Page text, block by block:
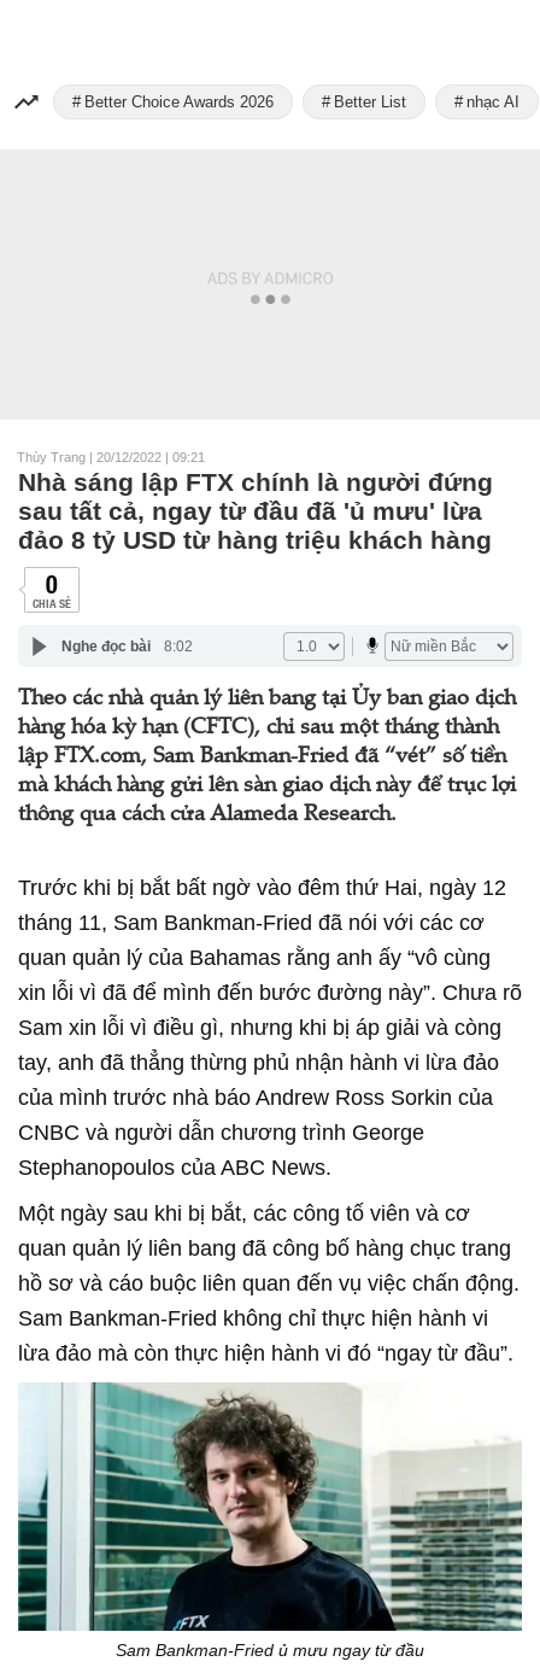
Better Choice Awards 2026 Better List nhạc AI
Thùy Trang | 20/12/2022 | 09:21
Nhà sáng lập FTX chính là người đứng
sau tất cả, ngay từ đầu đã 'ủ mưu' lừa
đảo 8 tỷ USD từ hàng triệu khách hàng
0
CHIA SẺ
Nghe đọc bài 8:02
Theo các nhà quản lý liên bang tại Ủy ban giao dịch
hàng hóa kỳ hạn (CFTC), chỉ sau một tháng thành
lập FTX.com, Sam Bankman-Fried đã “vét” số tiền
mà khách hàng gửi lên sàn giao dịch này để trục lợi
thông qua cách cửa Alameda Research.
Trước khi bị bắt bất ngờ vào đêm thứ Hai, ngày 12
tháng 11, Sam Bankman-Fried đã nói với các cơ
quan quản lý của Bahamas rằng anh ấy “vô cùng
xin lỗi vì đã để mình đến bước đường này”. Chưa rõ
Sam xin lỗi vì điều gì, nhưng khi bị áp giải và còng
tay, anh đã thẳng thừng phủ nhận hành vi lừa đảo
của mình trước nhà báo Andrew Ross Sorkin của
CNBC và người dẫn chương trình George
Stephanopoulos của ABC News.
Một ngày sau khi bị bắt, các công tố viên và cơ
quan quản lý liên bang đã công bố hàng chục trang
hồ sơ và cáo buộc liên quan đến vụ việc chấn động.
Sam Bankman-Fried không chỉ thực hiện hành vi
lừa đảo mà còn thực hiện hành vi đó “ngay từ đầu”.
Sam Bankman-Fried ủ mưu ngay từ đầu